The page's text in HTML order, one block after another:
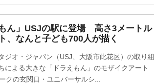
ん」USJの駅に登場 高さ3メートル
、なんと子ども700人が描く
オ・ジャパン（USJ、大阪市此花区）の取り組
による大きな「ドラえもん」のモザイクアート
クの玄関口・ユニバーサルシ...